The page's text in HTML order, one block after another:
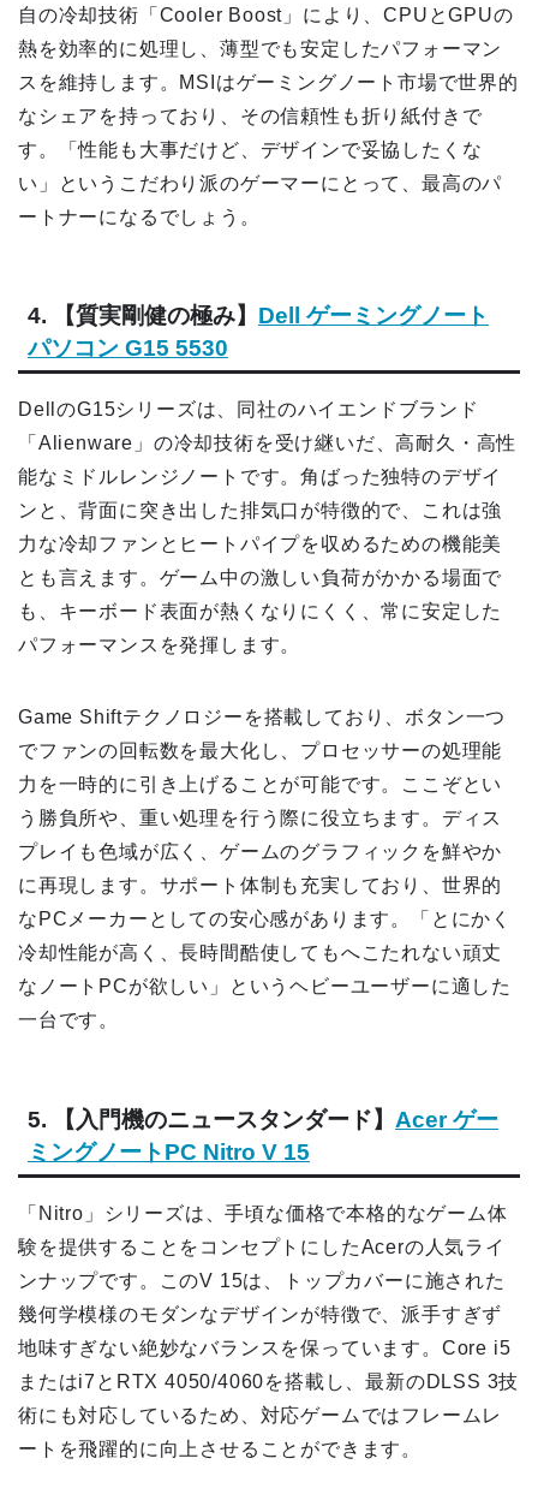
自の冷却技術「Cooler Boost」により、CPUとGPUの
熱を効率的に処理し、薄型でも安定したパフォーマン
スを維持します。MSIはゲーミングノート市場で世界的
なシェアを持っており、その信頼性も折り紙付きで
す。「性能も大事だけど、デザインで妥協したくな
い」というこだわり派のゲーマーにとって、最高のパ
ートナーになるでしょう。
4. 【質実剛健の極み】 Dell ゲーミングノート
パソコン G15 5530
DellのG15シリーズは、同社のハイエンドブランド
「Alienware」の冷却技術を受け継いだ、高耐久・高性
能なミドルレンジノートです。角ばった独特のデザイ
ンと、背面に突き出した排気口が特徴的で、これは強
力な冷却ファンとヒートパイプを収めるための機能美
とも言えます。ゲーム中の激しい負荷がかかる場面で
も、キーボード表面が熱くなりにくく、常に安定した
パフォーマンスを発揮します。
Game Shiftテクノロジーを搭載しており、ボタン一つ
でファンの回転数を最大化し、プロセッサーの処理能
力を一時的に引き上げることが可能です。ここぞとい
う勝負所や、重い処理を行う際に役立ちます。ディス
プレイも色域が広く、ゲームのグラフィックを鮮やか
に再現します。サポート体制も充実しており、世界的
なPCメーカーとしての安心感があります。「とにかく
冷却性能が高く、長時間酷使してもへこたれない頑丈
なノートPCが欲しい」というヘビーユーザーに適した
一台です。
5. 【入門機のニュースタンダード】 Acer ゲー
ミングノートPC Nitro V 15
「Nitro」シリーズは、手頃な価格で本格的なゲーム体
験を提供することをコンセプトにしたAcerの人気ライ
ンナップです。このV 15は、トップカバーに施された
幾何学模様のモダンなデザインが特徴で、派手すぎず
地味すぎない絶妙なバランスを保っています。Core i5
またはi7とRTX 4050/4060を搭載し、最新のDLSS 3技
術にも対応しているため、対応ゲームではフレームレ
ートを飛躍的に向上させることができます。